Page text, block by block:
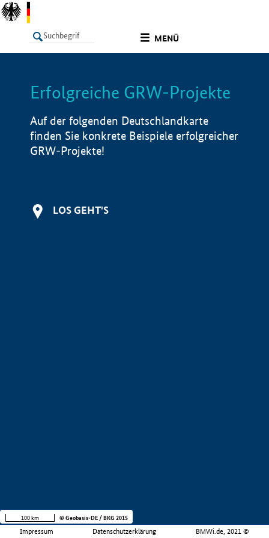
MENÜ
LISTE Info
Erfolgreiche GRW-Projekte
Auf der folgenden Deutschlandkarte
finden Sie konkrete Beispiele erfolgreicher
GRW-Projekte!
LOS GEHT'S
Impressum Datenschutzerklärung BMWi.de, 2021 ©
100 km © Geobasis-DE / BKG 2015